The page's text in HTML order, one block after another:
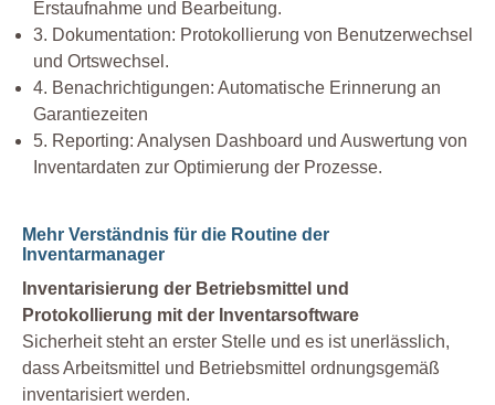
Erstaufnahme und Bearbeitung.
3. Dokumentation: Protokollierung von Benutzerwechsel
und Ortswechsel.
4. Benachrichtigungen: Automatische Erinnerung an
Garantiezeiten
5. Reporting: Analysen Dashboard und Auswertung von
Inventardaten zur Optimierung der Prozesse.
Mehr Verständnis für die Routine der
Inventarmanager
Inventarisierung der Betriebsmittel und
Protokollierung mit der Inventarsoftware
Sicherheit steht an erster Stelle und es ist unerlässlich,
dass Arbeitsmittel und Betriebsmittel ordnungsgemäß
inventarisiert werden.